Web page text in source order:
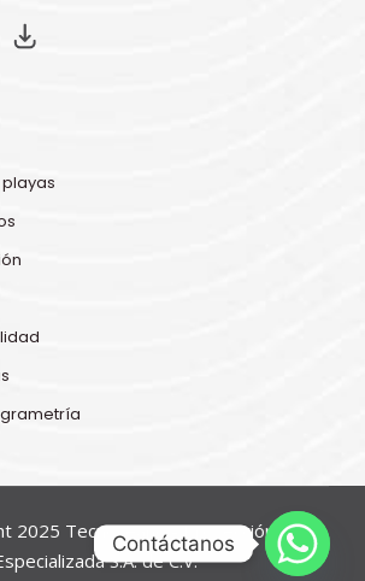
2025 Tecnoceano - Proyección
S.A. de C.V.
Contáctanos